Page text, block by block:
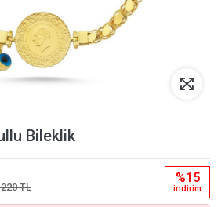
Bileklik
TL
%15
i̇ndi̇ri̇m